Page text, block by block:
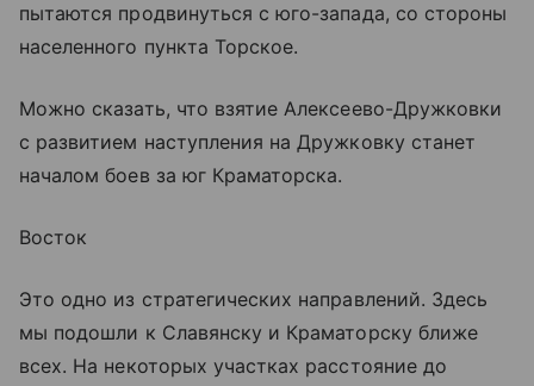
пытаются продвинуться с юго-запада, со стороны
населенного пункта Торское.
Можно сказать, что взятие Алексеево-Дружковки
с развитием наступления на Дружковку станет
началом боев за юг Краматорска.
Восток
Это одно из стратегических направлений. Здесь
мы подошли к Славянску и Краматорску ближе
всех. На некоторых участках расстояние до